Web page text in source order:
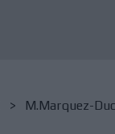
M.Marquez-